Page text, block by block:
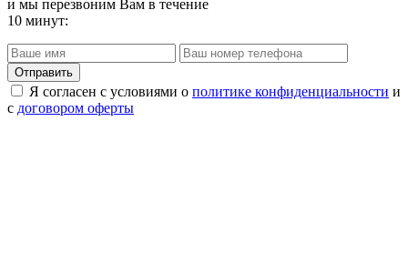
и мы перезвоним Вам в течение
10 минут:
Я согласен с условиями о политике конфиденциальности и
с договором оферты